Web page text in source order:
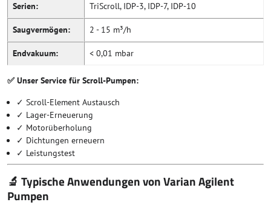
Serien: TriScroll, IDP-3, IDP-7, IDP-10
Saugvermögen: 2 - 15 m³/h
Endvakuum: < 0,01 mbar
✅ Unser Service für Scroll-Pumpen:
✓ Scroll-Element Austausch
✓ Lager-Erneuerung
✓ Motorüberholung
✓ Dichtungen erneuern
✓ Leistungstest
🔬 Typische Anwendungen von Varian Agilent
Pumpen